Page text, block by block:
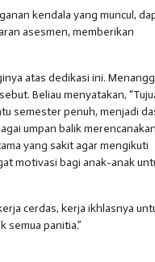
kendala yang muncul,
asesmen, memberikan
atas dedikasi ini.
Beliau menyatakan,
semester penuh, menjadi
umpan balik merencanakan
yang sakit agar mengikuti
motivasi bagi anak-anak
cerdas, kerja ikhlasnya
semua panitia.”